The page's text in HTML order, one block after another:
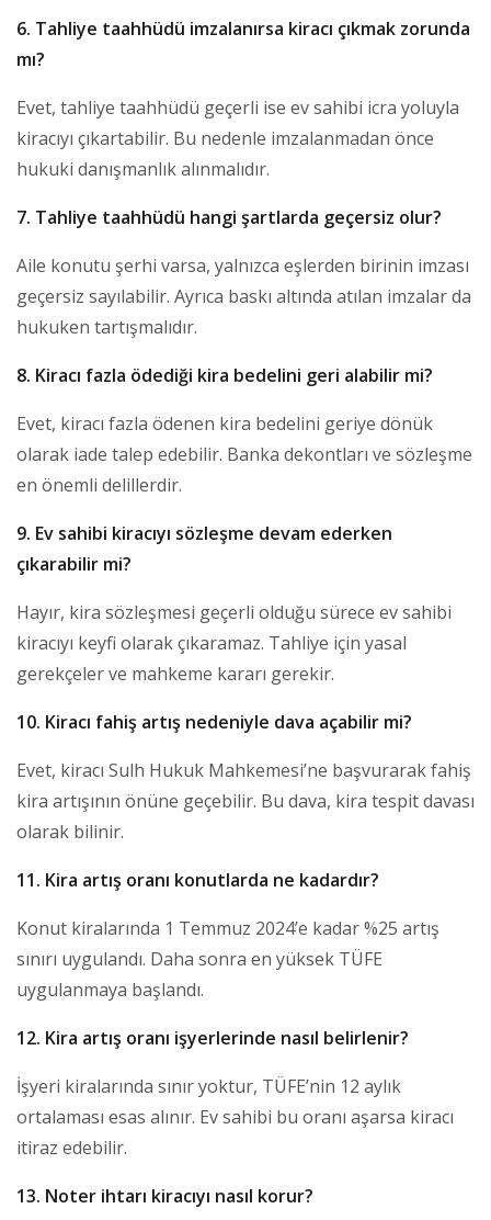
6. Tahliye taahhüdü imzalanırsa kiracı çıkmak zorunda
mı?
Evet, tahliye taahhüdü geçerli ise ev sahibi icra yoluyla
kiracıyı çıkartabilir. Bu nedenle imzalanmadan önce
hukuki danışmanlık alınmalıdır.
7. Tahliye taahhüdü hangi şartlarda geçersiz olur?
Aile konutu şerhi varsa, yalnızca eşlerden birinin imzası
geçersiz sayılabilir. Ayrıca baskı altında atılan imzalar da
hukuken tartışmalıdır.
8. Kiracı fazla ödediği kira bedelini geri alabilir mi?
Evet, kiracı fazla ödenen kira bedelini geriye dönük
olarak iade talep edebilir. Banka dekontları ve sözleşme
en önemli delillerdir.
9. Ev sahibi kiracıyı sözleşme devam ederken
çıkarabilir mi?
Hayır, kira sözleşmesi geçerli olduğu sürece ev sahibi
kiracıyı keyfi olarak çıkaramaz. Tahliye için yasal
gerekçeler ve mahkeme kararı gerekir.
10. Kiracı fahiş artış nedeniyle dava açabilir mi?
Evet, kiracı Sulh Hukuk Mahkemesi’ne başvurarak fahiş
kira artışının önüne geçebilir. Bu dava, kira tespit davası
olarak bilinir.
11. Kira artış oranı konutlarda ne kadardır?
Konut kiralarında 1 Temmuz 2024’e kadar %25 artış
sınırı uygulandı. Daha sonra en yüksek TÜFE
uygulanmaya başlandı.
12. Kira artış oranı işyerlerinde nasıl belirlenir?
İşyeri kiralarında sınır yoktur, TÜFE’nin 12 aylık
ortalaması esas alınır. Ev sahibi bu oranı aşarsa kiracı
itiraz edebilir.
13. Noter ihtarı kiracıyı nasıl korur?